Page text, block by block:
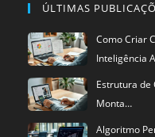
ÚLTIMAS
Como Criar
Inteligência
Estrutura de
Monta…
Algoritmo